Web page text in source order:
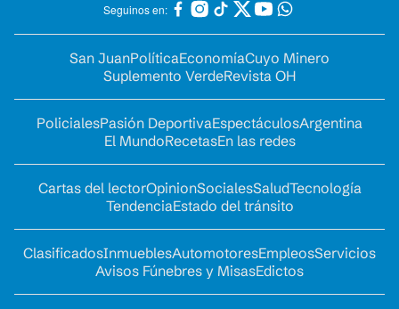
Seguinos en:
San JuanPolíticaEconomíaCuyo Minero
Suplemento VerdeRevista OH
PolicialesPasión DeportivaEspectáculosArgentina
El MundoRecetasEn las redes
Cartas del lectorOpinionSocialesSaludTecnología
TendenciaEstado del tránsito
ClasificadosInmueblesAutomotoresEmpleosServicios
Avisos Fúnebres y MisasEdictos